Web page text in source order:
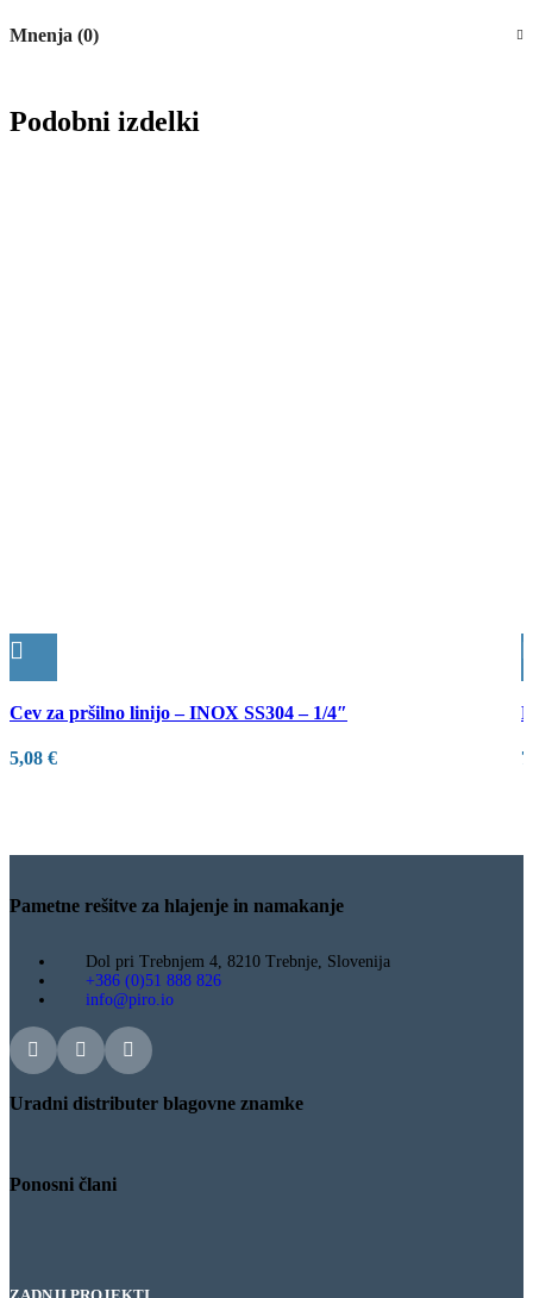
Mnenja (0)
Podobni izdelki
Cev za pršilno linijo – INOX SS304 – 1/4″
5,08 €
Pametne rešitve za hlajenje in namakanje
Dol pri Trebnjem 4, 8210 Trebnje, Slovenija
+386 (0)51 888 826
info@piro.io
Uradni distributer blagovne znamke
Ponosni člani